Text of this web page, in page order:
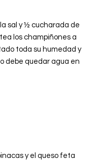
sal y ½ cucharada de
los champiñones a
toda su humedad y
debe quedar agua en
y el queso feta